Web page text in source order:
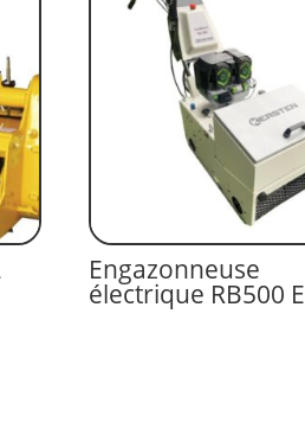
Engazonneuse
électrique RB500 E